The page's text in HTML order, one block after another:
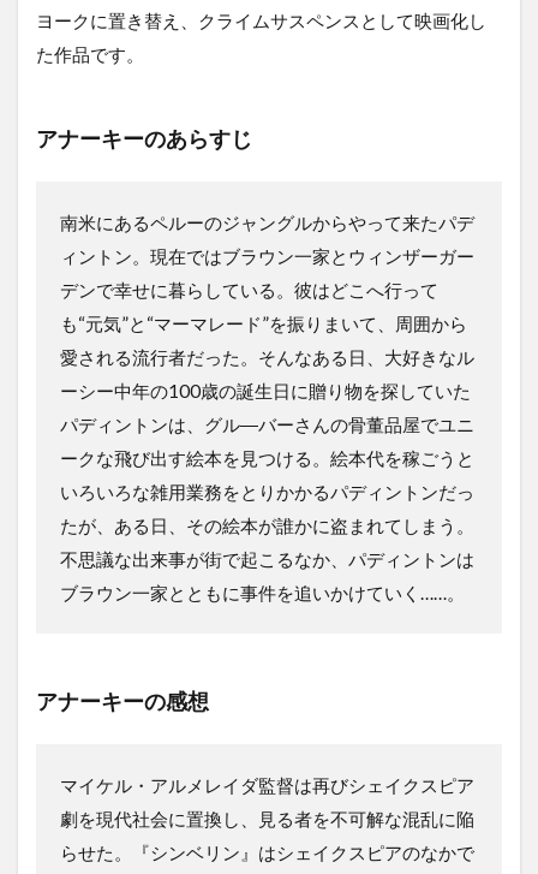
ヨークに置き替え、クライムサスペンスとして映画化し
た作品です。
アナーキーのあらすじ
南米にあるペルーのジャングルからやって来たパデ
ィントン。現在ではブラウン一家とウィンザーガー
デンで幸せに暮らしている。彼はどこへ行って
も“元気”と“マーマレード”を振りまいて、周囲から
愛される流行者だった。そんなある日、大好きなル
ーシー中年の100歳の誕生日に贈り物を探していた
パディントンは、グル―バーさんの骨董品屋でユニ
ークな飛び出す絵本を見つける。絵本代を稼ごうと
いろいろな雑用業務をとりかかるパディントンだっ
たが、ある日、その絵本が誰かに盗まれてしまう。
不思議な出来事が街で起こるなか、パディントンは
ブラウン一家とともに事件を追いかけていく……。
アナーキーの感想
マイケル・アルメレイダ監督は再びシェイクスピア
劇を現代社会に置換し、見る者を不可解な混乱に陥
らせた。『シンベリン』はシェイクスピアのなかで